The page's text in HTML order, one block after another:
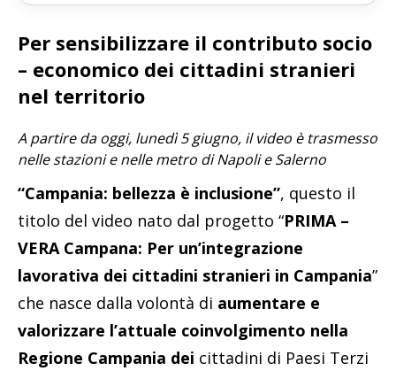
Per sensibilizzare il contributo socio
– economico dei cittadini stranieri
nel territorio
A partire da oggi, lunedì 5 giugno, il video è trasmesso
nelle stazioni e nelle metro di Napoli e Salerno
“Campania: bellezza è inclusione”, questo il
titolo del video nato dal progetto “PRIMA –
VERA Campana: Per un’integrazione
lavorativa dei cittadini stranieri in Campania”
che nasce dalla volontà di aumentare e
valorizzare l’attuale coinvolgimento nella
Regione Campania dei cittadini di Paesi Terzi